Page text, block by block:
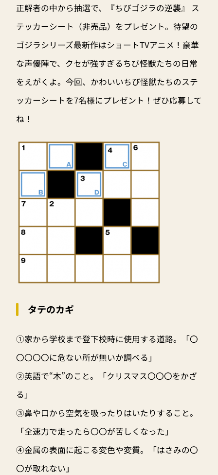
正解者の中から抽選で、『ちびゴジラの逆襲』 ス
テッカーシート（非売品）をプレゼント。待望の
ゴジラシリーズ最新作はショートTVアニメ！豪華
な声優陣で、クセが強すぎるちび怪獣たちの日常
をえがくよ。今回、かわいいちび怪獣たちのステ
ッカーシートを7名様にプレゼント！ぜひ応募して
ね！
タテのカギ
①家から学校まで登下校時に使用する道路。「〇
〇〇〇〇に危ない所が無いか調べる」
②英語で“木”のこと。「クリスマス〇〇〇をかざ
る」
③鼻や口から空気を吸ったりはいたりすること。
「全速力で走ったら〇〇が苦しくなった」
④金属の表面に起こる変色や変質。「はさみの〇
〇が取れない」